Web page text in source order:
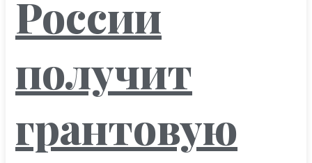
России
получит
грантовую